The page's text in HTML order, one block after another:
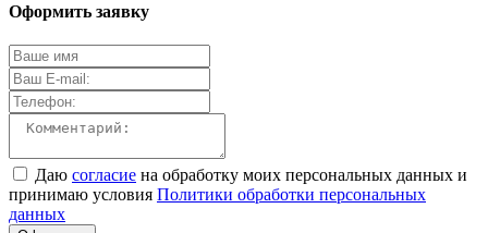
Оформить заявку
Даю согласие на обработку моих персональных данных и
принимаю условия Политики обработки персональных
данных